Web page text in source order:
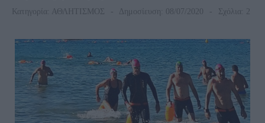
Κατηγορία: ΑΘΛΗΤΙΣΜΟΣ Δημοσίευση: 08/07/2020 Σχόλια: 2